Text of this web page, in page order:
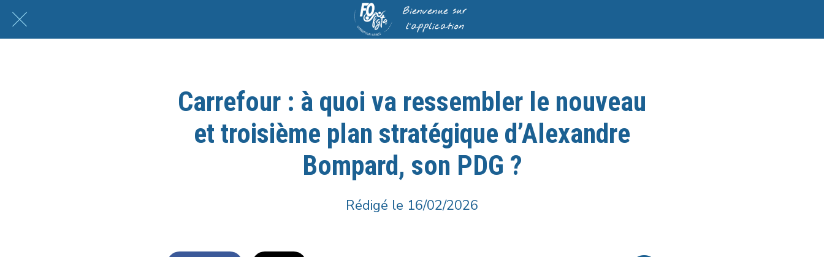
Carrefour : à quoi va ressembler le nouveau
et troisième plan stratégique d’Alexandre
Bompard, son PDG ?
Rédigé le 16/02/2026